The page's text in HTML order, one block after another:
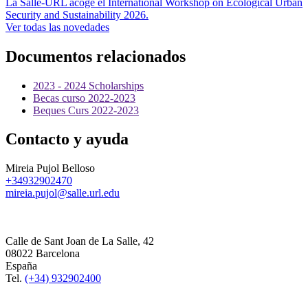
Security and Sustainability 2026.
Ver todas las novedades
Documentos relacionados
2023 - 2024 Scholarships
Becas curso 2022-2023
Beques Curs 2022-2023
Contacto y ayuda
Mireia Pujol Belloso
+34932902470
mireia.pujol@salle.url.edu
Calle de Sant Joan de La Salle, 42
08022 Barcelona
España
Tel. (+34) 932902400